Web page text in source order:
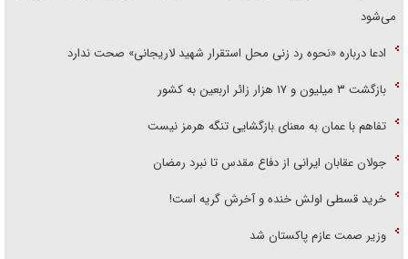
می‌شود
ادعا درباره «نحوه رد زنی محل استقرار شهید لاریجانی» صحت ندارد
بازگشت ۳ میلیون و ۱۷ هزار زائر اربعین به کشور
تفاهم با عمان به معنای بازگشایی تنگه هرمز نیست
جولان عقابان ایرانی از دفاع مقدس تا نبرد رمضان
خرید قسطی اولش خنده و آخرش گریه است!
وزیر صمت عازم پاکستان شد